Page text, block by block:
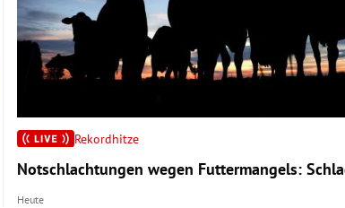
Rekordhitze
Notschlachtungen wegen Futtermangels:
Heute